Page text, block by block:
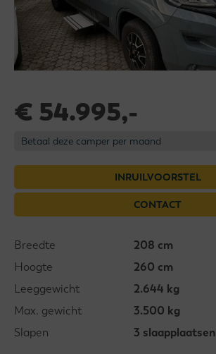
€ 54.995,-
Betaal deze camper per maand
INRUILVOORSTEL
CONTACT
Breedte
208 cm
Hoogte
260 cm
Leeggewicht
2.644 kg
Max. gewicht
3.500 kg
Slapen
3 slaapplaatsen